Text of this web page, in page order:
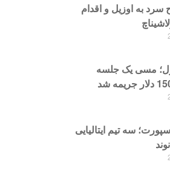
سرد به اوزیل و اقدام
مسی یک جلسه
سه تیم ایتالیایی